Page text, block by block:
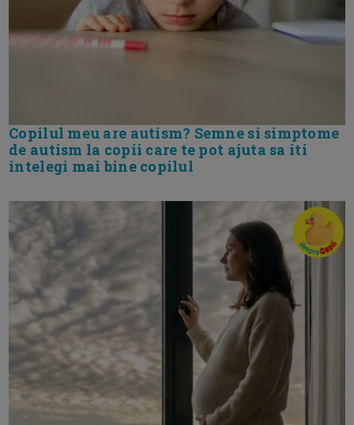
Copilul meu are autism? Semne si simptome
de autism la copii care te pot ajuta sa iti
intelegi mai bine copilul